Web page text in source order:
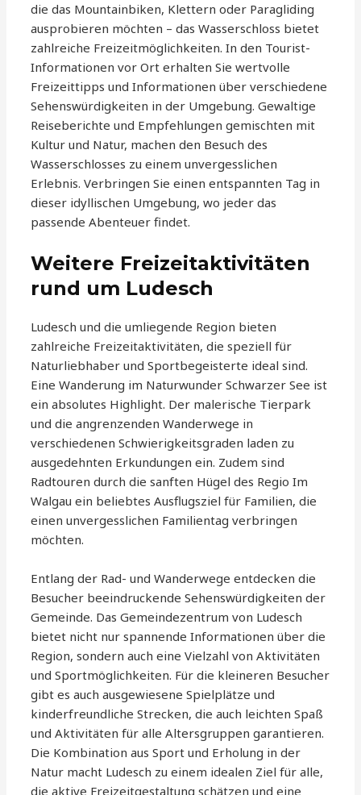
die das Mountainbiken, Klettern oder Paragliding
ausprobieren möchten – das Wasserschloss bietet
zahlreiche Freizeitmöglichkeiten. In den Tourist-
Informationen vor Ort erhalten Sie wertvolle
Freizeittipps und Informationen über verschiedene
Sehenswürdigkeiten in der Umgebung. Gewaltige
Reiseberichte und Empfehlungen gemischten mit
Kultur und Natur, machen den Besuch des
Wasserschlosses zu einem unvergesslichen
Erlebnis. Verbringen Sie einen entspannten Tag in
dieser idyllischen Umgebung, wo jeder das
passende Abenteuer findet.
Weitere Freizeitaktivitäten
rund um Ludesch
Ludesch und die umliegende Region bieten
zahlreiche Freizeitaktivitäten, die speziell für
Naturliebhaber und Sportbegeisterte ideal sind.
Eine Wanderung im Naturwunder Schwarzer See ist
ein absolutes Highlight. Der malerische Tierpark
und die angrenzenden Wanderwege in
verschiedenen Schwierigkeitsgraden laden zu
ausgedehnten Erkundungen ein. Zudem sind
Radtouren durch die sanften Hügel des Regio Im
Walgau ein beliebtes Ausflugsziel für Familien, die
einen unvergesslichen Familientag verbringen
möchten.
Entlang der Rad- und Wanderwege entdecken die
Besucher beeindruckende Sehenswürdigkeiten der
Gemeinde. Das Gemeindezentrum von Ludesch
bietet nicht nur spannende Informationen über die
Region, sondern auch eine Vielzahl von Aktivitäten
und Sportmöglichkeiten. Für die kleineren Besucher
gibt es auch ausgewiesene Spielplätze und
kinderfreundliche Strecken, die auch leichten Spaß
und Aktivitäten für alle Altersgruppen garantieren.
Die Kombination aus Sport und Erholung in der
Natur macht Ludesch zu einem idealen Ziel für alle,
die aktive Freizeitgestaltung schätzen und eine